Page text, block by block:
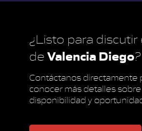
¿Listo para discutir
de Valencia Diego?
Contáctanos directamente
conocer más detalles sobre
disponibilidad y